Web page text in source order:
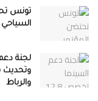
تونس
وتحديث
والرباط